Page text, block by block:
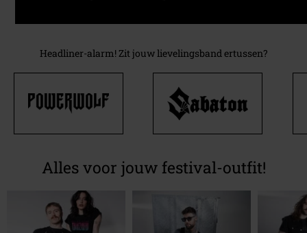
Headliner-alarm! Zit jouw lievelingsband ertussen?
Alles voor jouw festival-outfit!